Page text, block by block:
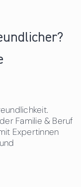
Familie & Beruf
Expertinnen